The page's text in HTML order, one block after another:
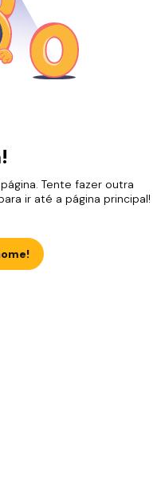
Tente fazer outra
ir até a página principal!